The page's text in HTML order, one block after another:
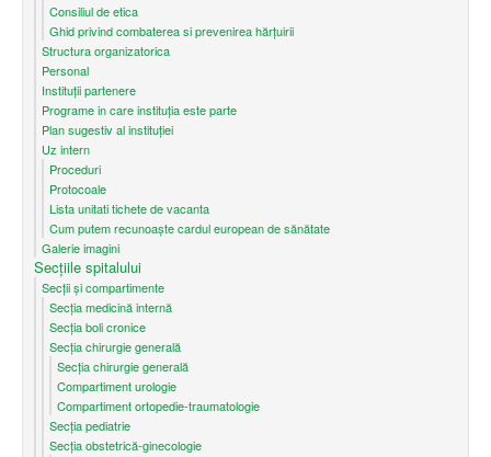
Consiliul de etica
Ghid privind combaterea si prevenirea hărțuirii
Structura organizatorica
Personal
Instituții partenere
Programe in care instituția este parte
Plan sugestiv al instituției
Uz intern
Proceduri
Protocoale
Lista unitati tichete de vacanta
Cum putem recunoaşte cardul european de sănătate
Galerie imagini
Secțiile spitalului
Secții și compartimente
Secţia medicină internă
Secția boli cronice
Secția chirurgie generală
Secția chirurgie generală
Compartiment urologie
Compartiment ortopedie-traumatologie
Secția pediatrie
Secția obstetrică-ginecologie